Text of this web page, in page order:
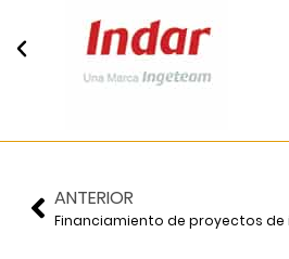
ANTERIOR
Financiamiento de proyectos